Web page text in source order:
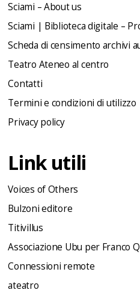
Sciami – About us
Sciami | Biblioteca digitale –
Scheda di censimento archivi
Teatro Ateneo al centro
Contatti
Termini e condizioni di utilizzo
Privacy policy
Link utili
Voices of Others
Bulzoni editore
Titivillus
Associazione Ubu per Franco
Connessioni remote
ateatro